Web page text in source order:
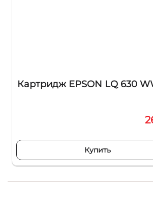
Картридж EPSON LQ 630
Купить